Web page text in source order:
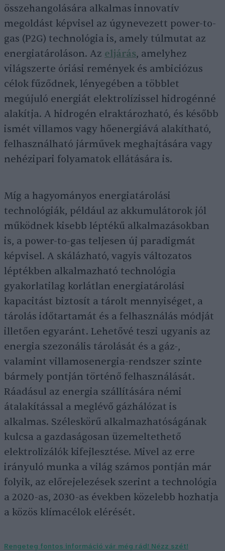
összehangolására alkalmas innovatív
megoldást képvisel az úgynevezett power-to-
gas (P2G) technológia is, amely túlmutat az
energiatároláson. Az eljárás, amelyhez
világszerte óriási remények és ambiciózus
célok fűződnek, lényegében a többlet
megújuló energiát elektrolízissel hidrogénné
alakítja. A hidrogén elraktározható, és később
ismét villamos vagy hőenergiává alakítható,
felhasználható járművek meghajtására vagy
nehézipari folyamatok ellátására is.
Míg a hagyományos energiatárolási
technológiák, például az akkumulátorok jól
működnek kisebb léptékű alkalmazásokban
is, a power-to-gas teljesen új paradigmát
képvisel. A skálázható, vagyis változatos
léptékben alkalmazható technológia
gyakorlatilag korlátlan energiatárolási
kapacitást biztosít a tárolt mennyiséget, a
tárolás időtartamát és a felhasználás módját
illetően egyaránt. Lehetővé teszi ugyanis az
energia szezonális tárolását és a gáz-,
valamint villamosenergia-rendszer szinte
bármely pontján történő felhasználását.
Ráadásul az energia szállítására némi
átalakítással a meglévő gázhálózat is
alkalmas. Széleskörű alkalmazhatóságának
kulcsa a gazdaságosan üzemeltethető
elektrolizálók kifejlesztése. Mivel az erre
irányuló munka a világ számos pontján már
folyik, az előrejelezések szerint a technológia
a 2020-as, 2030-as években közelebb hozhatja
a közös klímacélok elérését.
Rengeteg fontos információ vár még rád! Nézz szét!